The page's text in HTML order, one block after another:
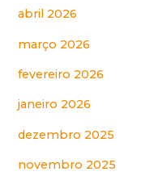
abril 2026
março 2026
fevereiro 2026
janeiro 2026
dezembro 2025
novembro 2025